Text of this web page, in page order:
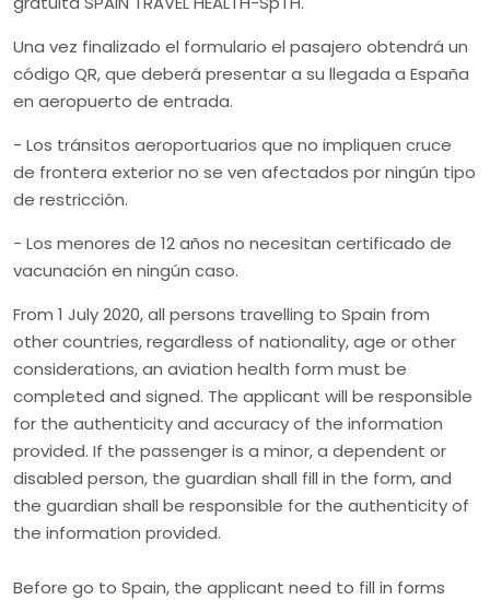
Una vez finalizado el formulario el pasajero obtendrá un
código QR, que deberá presentar a su llegada a España
en aeropuerto de entrada.
- Los tránsitos aeroportuarios que no impliquen cruce
de frontera exterior no se ven afectados por ningún tipo
de restricción.
- Los menores de 12 años no necesitan certificado de
vacunación en ningún caso.
From 1 July 2020, all persons travelling to Spain from
other countries, regardless of nationality, age or other
considerations, an aviation health form must be
completed and signed. The applicant will be responsible
for the authenticity and accuracy of the information
provided. If the passenger is a minor, a dependent or
disabled person, the guardian shall fill in the form, and
the guardian shall be responsible for the authenticity of
the information provided.
Before go to Spain, the applicant need to fill in forms